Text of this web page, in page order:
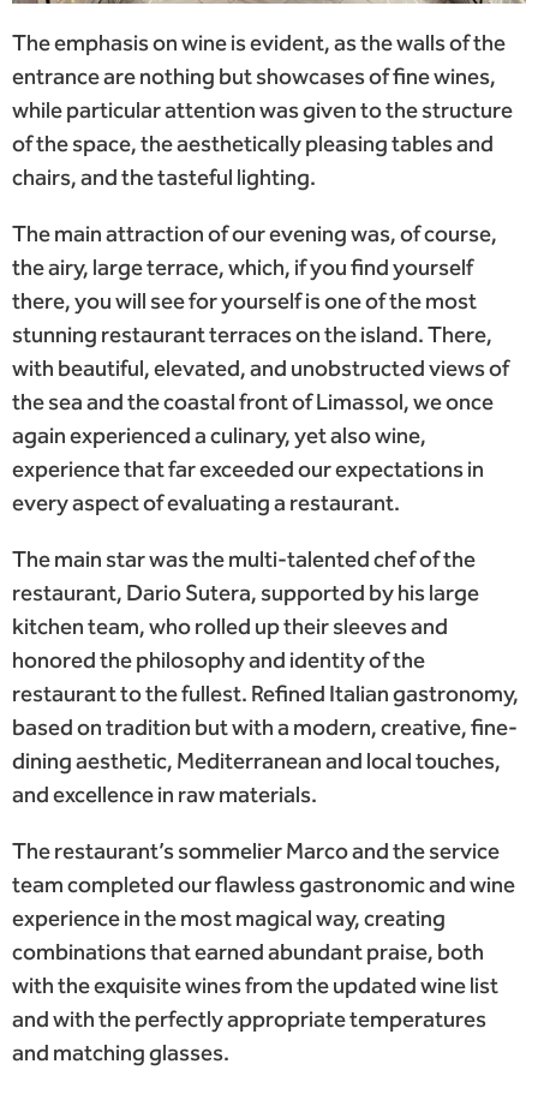
The emphasis on wine is evident, as the walls of the
entrance are nothing but showcases of fine wines,
while particular attention was given to the structure
of the space, the aesthetically pleasing tables and
chairs, and the tasteful lighting.
The main attraction of our evening was, of course,
the airy, large terrace, which, if you find yourself
there, you will see for yourself is one of the most
stunning restaurant terraces on the island. There,
with beautiful, elevated, and unobstructed views of
the sea and the coastal front of Limassol, we once
again experienced a culinary, yet also wine,
experience that far exceeded our expectations in
every aspect of evaluating a restaurant.
The main star was the multi-talented chef of the
restaurant, Dario Sutera, supported by his large
kitchen team, who rolled up their sleeves and
honored the philosophy and identity of the
restaurant to the fullest. Refined Italian gastronomy,
based on tradition but with a modern, creative, fine-
dining aesthetic, Mediterranean and local touches,
and excellence in raw materials.
The restaurant’s sommelier Marco and the service
team completed our flawless gastronomic and wine
experience in the most magical way, creating
combinations that earned abundant praise, both
with the exquisite wines from the updated wine list
and with the perfectly appropriate temperatures
and matching glasses.